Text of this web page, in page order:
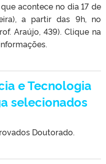
acontece no dia 17 de
a partir das 9h, no
Araújo, 439). Clique na
e Tecnologia
selecionados
Doutorado.